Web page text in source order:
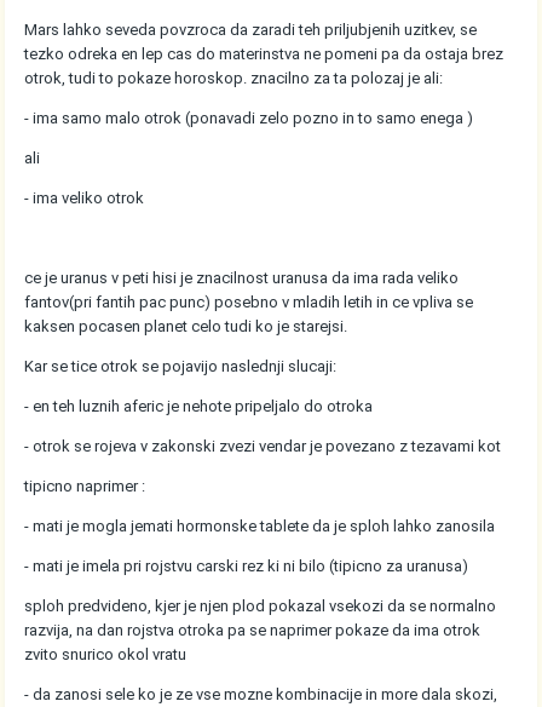
Mars lahko seveda povzroca da zaradi teh priljubjenih uzitkev, se
tezko odreka en lep cas do materinstva ne pomeni pa da ostaja brez
otrok, tudi to pokaze horoskop. znacilno za ta polozaj je ali:
- ima samo malo otrok (ponavadi zelo pozno in to samo enega )
ali
- ima veliko otrok
ce je uranus v peti hisi je znacilnost uranusa da ima rada veliko
fantov(pri fantih pac punc) posebno v mladih letih in ce vpliva se
kaksen pocasen planet celo tudi ko je starejsi.
Kar se tice otrok se pojavijo naslednji slucaji:
- en teh luznih aferic je nehote pripeljalo do otroka
- otrok se rojeva v zakonski zvezi vendar je povezano z tezavami kot
tipicno naprimer :
- mati je mogla jemati hormonske tablete da je sploh lahko zanosila
- mati je imela pri rojstvu carski rez ki ni bilo (tipicno za uranusa)
sploh predvideno, kjer je njen plod pokazal vsekozi da se normalno
razvija, na dan rojstva otroka pa se naprimer pokaze da ima otrok
zvito snurico okol vratu
- da zanosi sele ko je ze vse mozne kombinacije in more dala skozi,